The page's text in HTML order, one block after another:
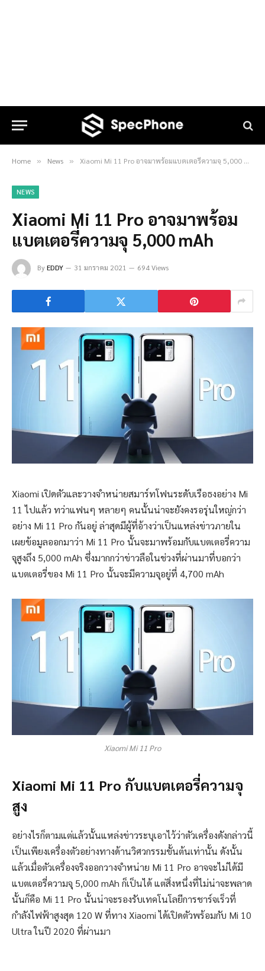
Home » News » Xiaomi Mi 11 Pro อาจมาพร้อมแบตเตอรี่ความจุ 5,000 mAh
NEWS
Xiaomi Mi 11 Pro อาจมาพร้อม
แบตเตอรี่ความจุ 5,000 mAh
ByEDDY 31 มกราคม 2021 694 Views
Xiaomi เปิดตัวและวางจำหน่ายสมาร์ทโฟนระดับเรือธงอย่าง Mi
11 ไปแล้ว ทว่าแฟนๆ หลายๆ คนนั้นน่าจะยังคงรอรุ่นใหญ่กว่า
อย่าง Mi 11 Pro กันอยู่ ล่าสุดมีผู้ที่อ้างว่าเป็นแหล่งข่าวภายใน
เผยข้อมูลออกมาว่า Mi 11 Pro นั้นจะมาพร้อมกับแบตเตอรี่ความ
จุสูงถึง 5,000 mAh ซึ่งมากกว่าข่าวลือในช่วงที่ผ่านมาที่บอกว่า
แบตเตอรี่ของ Mi 11 Pro นั้นจะมีความจุอยู่ที่ 4,700 mAh
Xiaomi Mi 11 Pro
Xiaomi Mi 11 Pro กับแบตเตอรี่ความจุ
สูง
อย่างไรก็ตามแต่แล้วนั้นแหล่งข่าวระบุเอาไว้ว่าตัวเครื่องดังกล่าวนี้
เป็นเพียงเครื่องตัวอย่างทางด้านวิศวกรรมขั้นต้นเท่านั้น ดังนั้น
แล้วเมื่อตัวเครื่องจริงออกวางจำหน่าย Mi 11 Pro อาจจะไม่ได้มี
แบตเตอรี่ความจุ 5,000 mAh ก็เป็นได้ แต่สิ่งหนึ่งที่ไม่น่าจะพลาด
นั้นก็คือ Mi 11 Pro นั้นน่าจะรองรับเทคโนโลยีการชาร์จเร็วที่
กำลังไฟฟ้าสูงสุด 120 W ที่ทาง Xiaomi ได้เปิดตัวพร้อมกับ Mi 10
Ultra ในปี 2020 ที่ผ่านมา